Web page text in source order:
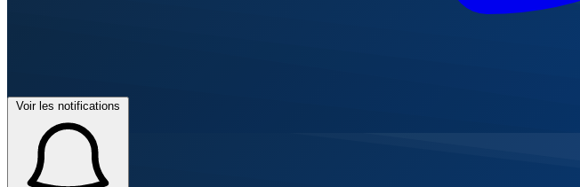
Voir les notifications